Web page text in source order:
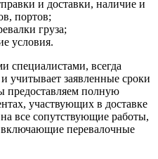
и доставки, наличие и
портов;
груза;
условия.
специалистами, всегда
учитывает заявленные сроки
предоставляем полную
участвующих в доставке
все сопутствующие работы,
перевалочные